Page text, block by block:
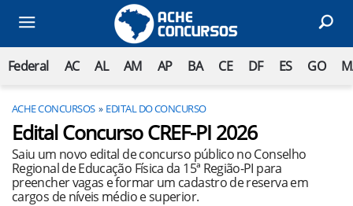
Federal AC AL AM AP BA CE DF ES GO
ACHE CONCURSOS EDITAL DO CONCURSO
Edital Concurso CREF-PI 2026
Saiu um novo edital de concurso público no Conselho
Regional de Educação Física da 15ª Região-PI para
preencher vagas e formar um cadastro de reserva em
cargos de níveis médio e superior.